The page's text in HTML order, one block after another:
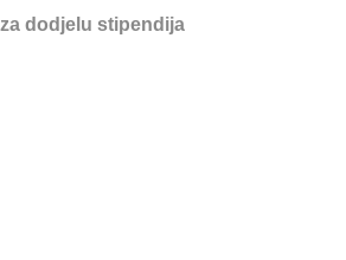
za dodjelu stipendija